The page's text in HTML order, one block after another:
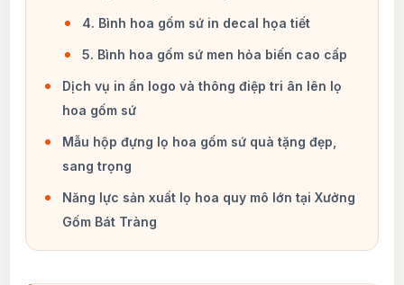
4. Bình hoa gốm sứ in decal họa tiết
5. Bình hoa gốm sứ men hỏa biến cao cấp
Dịch vụ in ấn logo và thông điệp tri ân lên lọ
hoa gốm sứ
Mẫu hộp đựng lọ hoa gốm sứ quà tặng đẹp,
sang trọng
Năng lực sản xuất lọ hoa quy mô lớn tại Xưởng
Gốm Bát Tràng